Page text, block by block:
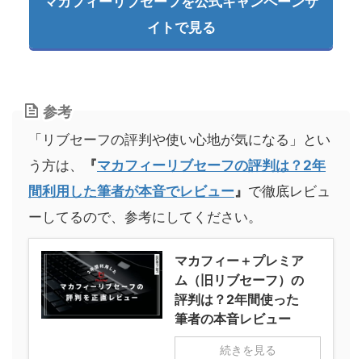
イトで見る
参考
「リブセーフの評判や使い心地が気になる」とい
う方は、
『マカフィーリブセーフの評判は？2年
間利用した筆者が本音でレビュー 』 で徹底レビュ
ーしてるので、参考にしてください。
マカフィー＋プレミア
ム（旧リブセーフ）の
評判は？2年間使った
筆者の本音レビュー
続きを見る